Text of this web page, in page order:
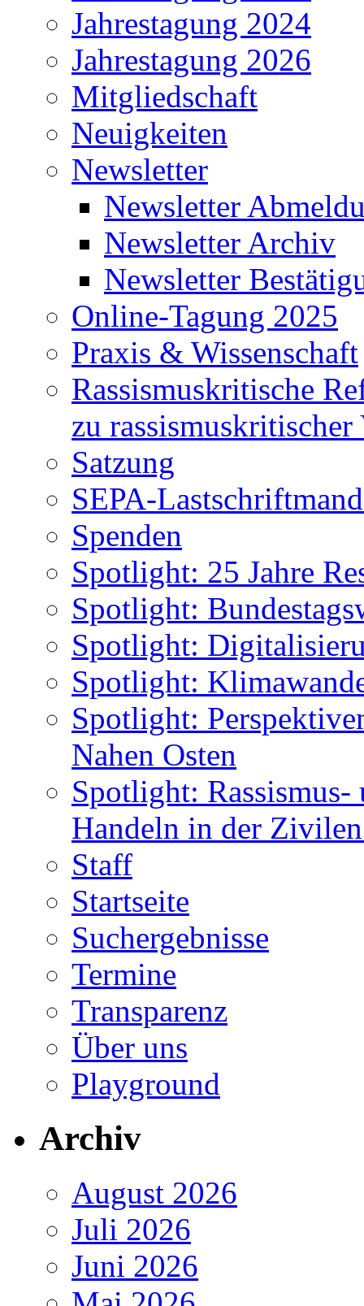
Jahrestagung 2024
Jahrestagung 2026
Mitgliedschaft
Neuigkeiten
Newsletter
Newsletter
Newsletter Archiv
Newsletter
Online-Tagung 2025
Praxis & Wissenschaft
Rassismuskritische
zu
Satzung
SEPA-
Spenden
Spotlight: 25 Jahre
Spotlight:
Spotlight:
Spotlight:
Spotlight:
Nahen Osten
Spotlight:
Handeln in der
Staff
Startseite
Suchergebnisse
Termine
Transparenz
Über uns
Playground
Archiv
August 2026
Juli 2026
Juni 2026